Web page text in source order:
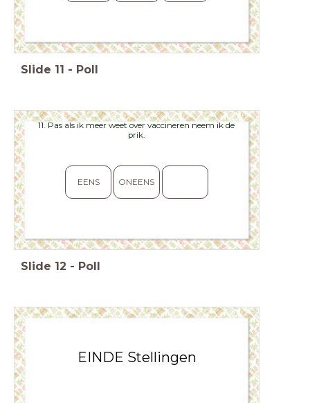
Slide 11 - Poll
11. Pas als ik meer weet over vaccineren neem ik de
prik.
EENS ONEENS
Slide 12 - Poll
EINDE Stellingen